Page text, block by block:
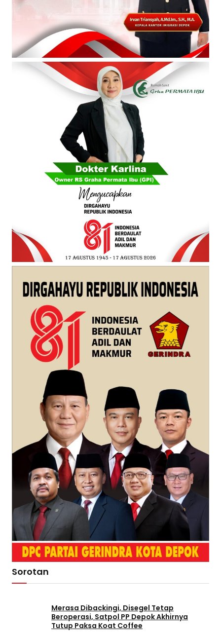
Sorotan
Merasa Dibackingi, Disegel Tetap
Beroperasi, Satpol PP Depok Akhirnya
Tutup Paksa Koat Coffee